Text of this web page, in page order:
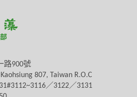
路900號
807, Taiwan R.O.C
／ 3122／ 3131